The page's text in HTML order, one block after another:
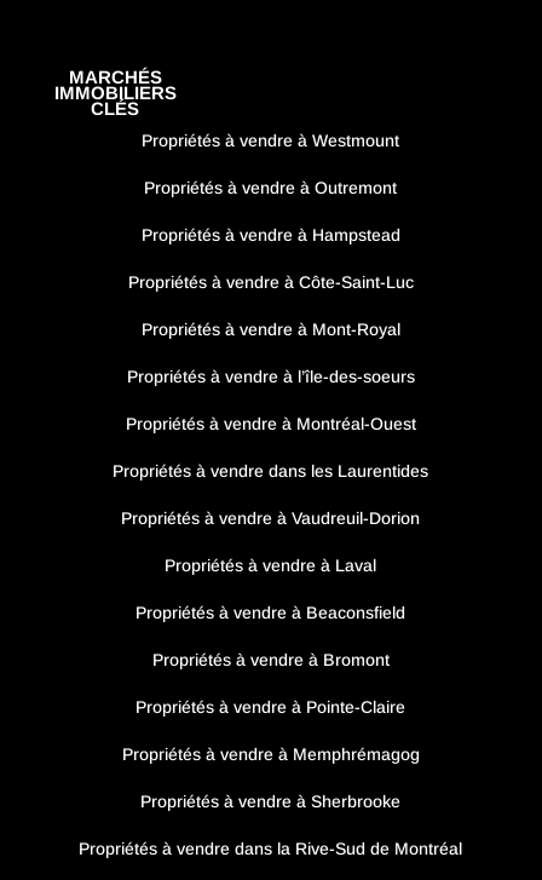
MARCHÉS
IMMOBILIERS
CLÉS
Propriétés à vendre à Westmount
Propriétés à vendre à Outremont
Propriétés à vendre à Hampstead
Propriétés à vendre à Côte-Saint-Luc
Propriétés à vendre à Mont-Royal
Propriétés à vendre à l’île-des-soeurs
Propriétés à vendre à Montréal-Ouest
Propriétés à vendre dans les Laurentides
Propriétés à vendre à Vaudreuil-Dorion
Propriétés à vendre à Laval
Propriétés à vendre à Beaconsfield
Propriétés à vendre à Bromont
Propriétés à vendre à Pointe-Claire
Propriétés à vendre à Memphrémagog
Propriétés à vendre à Sherbrooke
Propriétés à vendre dans la Rive-Sud de Montréal